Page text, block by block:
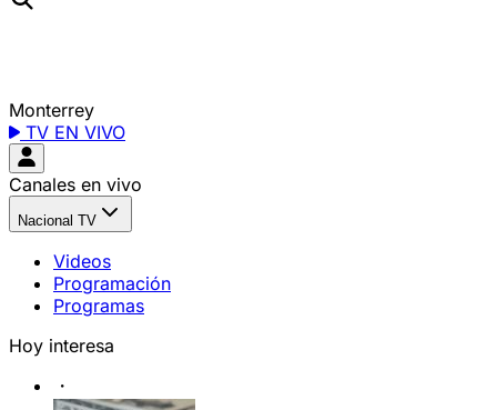
Monterrey
TV EN VIVO
Canales en vivo
Nacional TV
Videos
Programación
Programas
Hoy interesa